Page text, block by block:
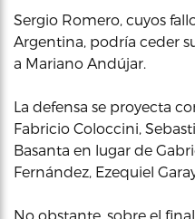
Sergio Romero, cuyos
Argentina, podría ceder
a Mariano Andújar.
La defensa se proyecta
Fabricio Coloccini,
Basanta en lugar de
Fernández, Ezequiel
No obstante, sobre el